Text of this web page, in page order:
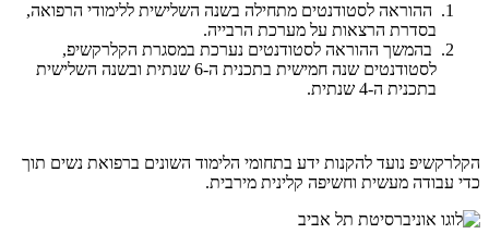
ההוראה לסטודנטים מתחילה בשנה השלישית ללימודי הרפואה,
בסדרת הרצאות על מערכת הרבייה.
בהמשך ההוראה לסטודנטים נערכת במסגרת הקלרקשיפ,
לסטודנטים שנה חמישית בתכנית ה-6 שנתית ובשנה השלישית
בתכנית ה-4 שנתית.
הקלרקשיפ נועד להקנות ידע בתחומי הלימוד השונים ברפואת נשים תוך
כדי עבודה מעשית וחשיפה קלינית מירבית.